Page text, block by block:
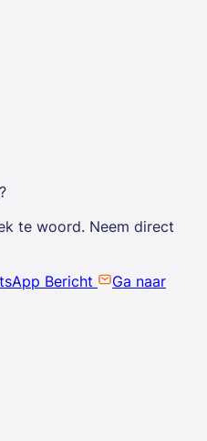
te woord. Neem direct
Bericht
Ga naar